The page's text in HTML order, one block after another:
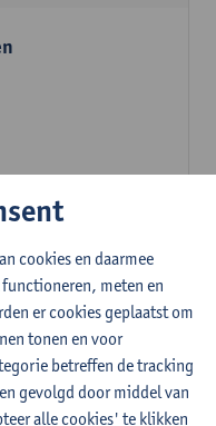
cookies en daarmee
meten en
er cookies geplaatst om
tonen en voor
betreffen de tracking
gevolgd door middel van
alle cookies' te klikken